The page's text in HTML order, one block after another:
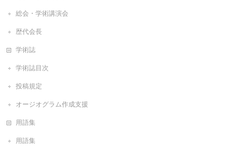
総会・学術講演会
歴代会長
学術誌
学術誌目次
投稿規定
オージオグラム作成支援
用語集
用語集